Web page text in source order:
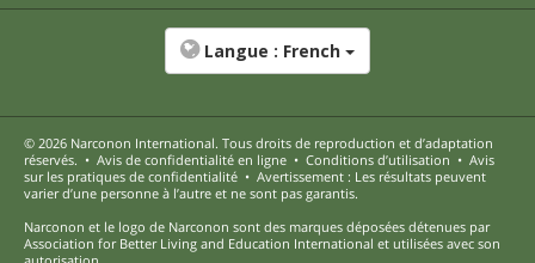
Langue : French
© 2026 Narconon International. Tous droits de reproduction et d’adaptation
réservés. • Avis de confidentialité en ligne • Conditions d’utilisation • Avis
sur les pratiques de confidentialité • Avertissement : Les résultats peuvent
varier d’une personne à l’autre et ne sont pas garantis.
Narconon et le logo de Narconon sont des marques déposées détenues par
Association for Better Living and Education International et utilisées avec son